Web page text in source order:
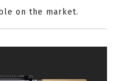
on the market.